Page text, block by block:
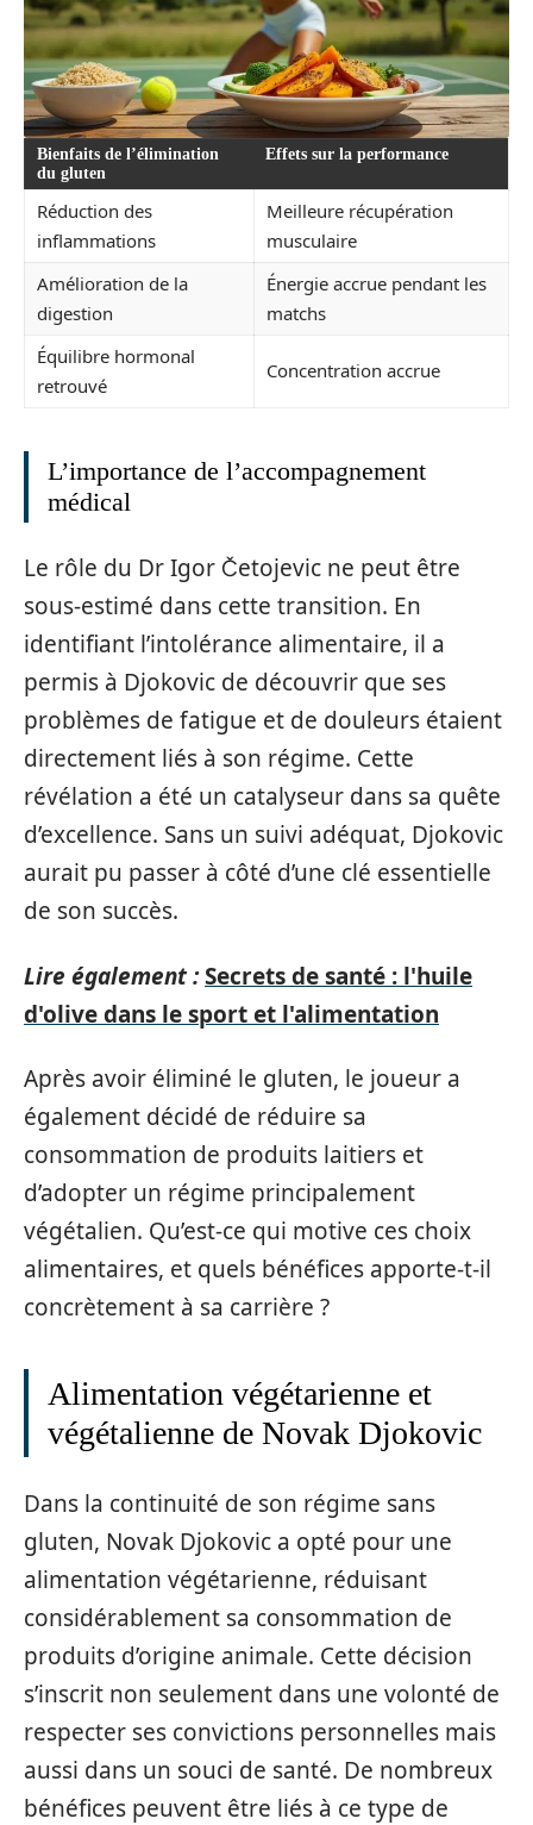
Bienfaits de l’élimination
du gluten
Effets sur la performance
Réduction des
inflammations
Meilleure récupération
musculaire
Amélioration de la
digestion
Énergie accrue pendant les
matchs
Équilibre hormonal
retrouvé
Concentration accrue
L’importance de l’accompagnement
médical
Le rôle du Dr Igor Četojevic ne peut être
sous-estimé dans cette transition. En
identifiant l’intolérance alimentaire, il a
permis à Djokovic de découvrir que ses
problèmes de fatigue et de douleurs étaient
directement liés à son régime. Cette
révélation a été un catalyseur dans sa quête
d’excellence. Sans un suivi adéquat, Djokovic
aurait pu passer à côté d’une clé essentielle
de son succès.
Lire également :Secrets de santé : l'huile
d'olive dans le sport et l'alimentation
Après avoir éliminé le gluten, le joueur a
également décidé de réduire sa
consommation de produits laitiers et
d’adopter un régime principalement
végétalien. Qu’est-ce qui motive ces choix
alimentaires, et quels bénéfices apporte-t-il
concrètement à sa carrière ?
Alimentation végétarienne et
végétalienne de Novak Djokovic
Dans la continuité de son régime sans
gluten, Novak Djokovic a opté pour une
alimentation végétarienne, réduisant
considérablement sa consommation de
produits d’origine animale. Cette décision
s’inscrit non seulement dans une volonté de
respecter ses convictions personnelles mais
aussi dans un souci de santé. De nombreux
bénéfices peuvent être liés à ce type de